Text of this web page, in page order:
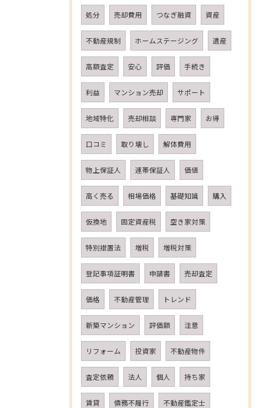
処分 売却費用 つなぎ融資 資産
不動産規制 ホームステージング 遺産
高額査定 安心 評価 手続き
利益 マンション売却 サポート
地域特化 売却相談 専門家 お得
口コミ 取り壊し 解体費用
物上保証人 連帯保証人 価値
高く売る 相場価格 基礎知識 購入
仮換地 固定資産税 空き家対策
特別措置法 増税 増税対策
登記事項証明書 申請書 売却査定
価格 不動産管理 トレンド
新築マンション 評価額 注意
リフォーム 投資家 不動産物件
査定依頼 法人 個人 持ち家
賃貸 債務不履行 不動産鑑定士